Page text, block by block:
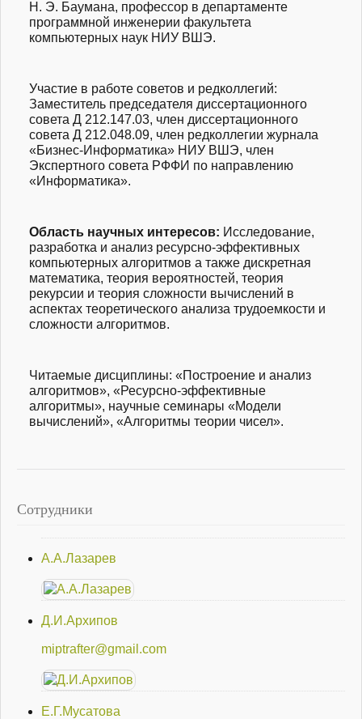
Н. Э. Баумана, профессор в департаменте
программной инженерии факультета
компьютерных наук НИУ ВШЭ.
Участие в работе советов и редколлегий:
Заместитель председателя диссертационного
совета Д 212.147.03, член диссертационного
совета Д 212.048.09, член редколлегии журнала
«Бизнес-Информатика» НИУ ВШЭ, член
Экспертного совета РФФИ по направлению
«Информатика».
Область научных интересов: Исследование,
разработка и анализ ресурсно-эффективных
компьютерных алгоритмов а также дискретная
математика, теория вероятностей, теория
рекурсии и теория сложности вычислений в
аспектах теоретического анализа трудоемкости и
сложности алгоритмов.
Читаемые дисциплины: «Построение и анализ
алгоритмов», «Ресурсно-эффективные
алгоритмы», научные семинары «Модели
вычислений», «Алгоритмы теории чисел».
Сотрудники
А.А.Лазарев
Д.И.Архипов
miptrafter@gmail.com
Е.Г.Мусатова